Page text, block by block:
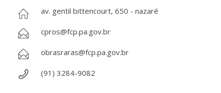
av. gentil bittencourt, 650 - nazaré
cpros@fcp.pa.gov.br
obrasraras@fcp.pa.gov.br
(91) 3284-9082